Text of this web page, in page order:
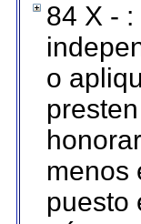
84 X -
o
menos
puesto